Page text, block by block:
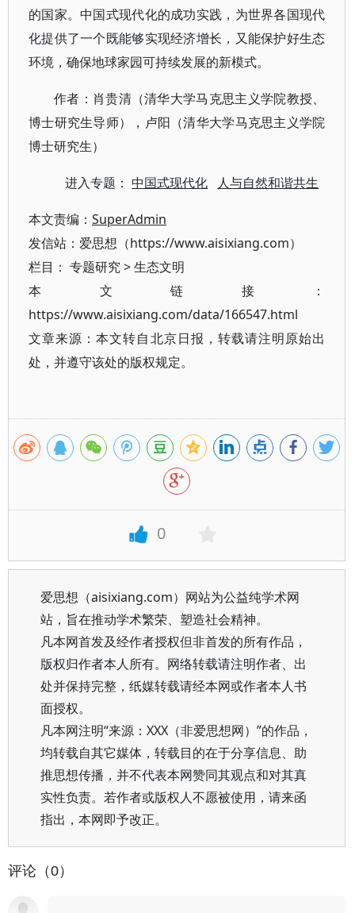
的国家。中国式现代化的成功实践，为世界各国现代
化提供了一个既能够实现经济增长，又能保护好生态
环境，确保地球家园可持续发展的新模式。
作者：肖贵清（清华大学马克思主义学院教授、
博士研究生导师），卢阳（清华大学马克思主义学院
博士研究生）
进入专题：中国式现代化 人与自然和谐共生
本文责编： SuperAdmin
发信站：爱思想（https://www.aisixiang.com）
栏目： 专题研究>生态文明
本文链接：
https://www.aisixiang.com/data/166547.html
文章来源：本文转自北京日报，转载请注明原始出
处，并遵守该处的版权规定。
0
爱思想（aisixiang.com）网站为公益纯学术网
站，旨在推动学术繁荣、塑造社会精神。
凡本网首发及经作者授权但非首发的所有作品，
版权归作者本人所有。网络转载请注明作者、出
处并保持完整，纸媒转载请经本网或作者本人书
面授权。
凡本网注明“来源：XXX（非爱思想网）”的作品，
均转载自其它媒体，转载目的在于分享信息、助
推思想传播，并不代表本网赞同其观点和对其真
实性负责。若作者或版权人不愿被使用，请来函
指出，本网即予改正。
评论（0）